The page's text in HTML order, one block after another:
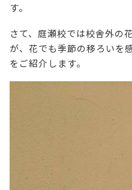
す。
さて、庭瀬校では校舎外の
が、花でも季節の移ろいを
をご紹介します。